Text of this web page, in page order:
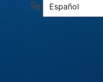
Idioma